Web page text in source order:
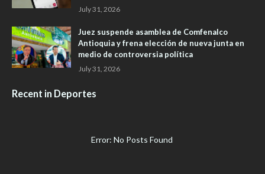
July 31, 2026
Juez suspende asamblea de Comfenalco
Antioquia y frena elección de nueva junta en
medio de controversia política
July 31, 2026
Recent in Deportes
Error: No Posts Found